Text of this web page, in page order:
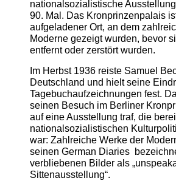
nationalsozialistische Ausstellung
90. Mal. Das Kronprinzenpalais
aufgeladener Ort, an dem
Moderne gezeigt wurden, bevor
entfernt oder zerstört wurden.
Im Herbst 1936 reiste Samuel
Deutschland und hielt seine
Tagebuchaufzeichnungen fest.
seinen Besuch im Berliner
auf eine Ausstellung traf, die
nationalsozialistischen
war: Zahlreiche Werke der
seinen German Diaries
verbliebenen Bilder als
Sittenausstellung“.